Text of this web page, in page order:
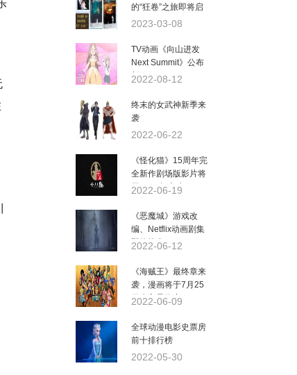
的“狂卷”之旅即将启
程！
2023-03-08
TV动画《向山进发
Next Summit》公布
新PV
2022-08-12
终末的女武神新季来
袭
2022-06-22
《怪化猫》15周年完
全新作剧场版影片将
于2023年上映
2022-06-19
《恶魔城》游戏改
编、Netflix动画剧集
即将推出
2022-06-12
《海贼王》最终章来
袭，漫画将于7月25
日步入最终章
2022-06-09
全球动漫电影史票房
前十排行榜
2022-05-30